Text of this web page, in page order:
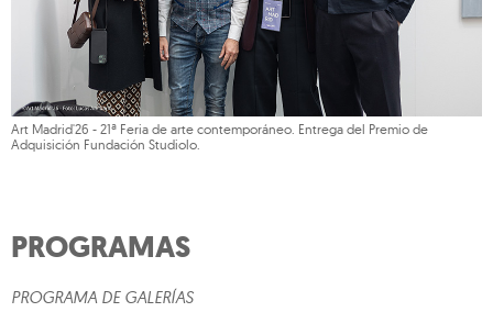
Art Madrid'26 - 21ª Feria de arte contemporáneo. Entrega del Premio de
Adquisición Fundación Studiolo.
PROGRAMAS
PROGRAMA DE GALERÍAS